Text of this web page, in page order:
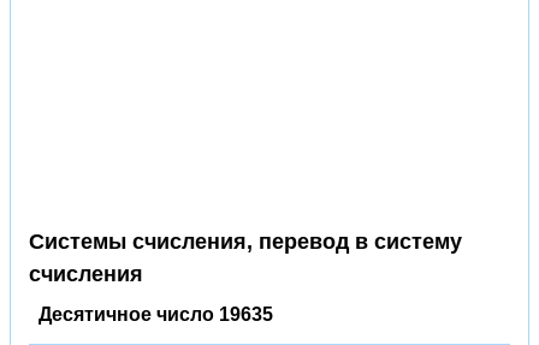
Системы счисления, перевод в систему
счисления
Десятичное число 19635